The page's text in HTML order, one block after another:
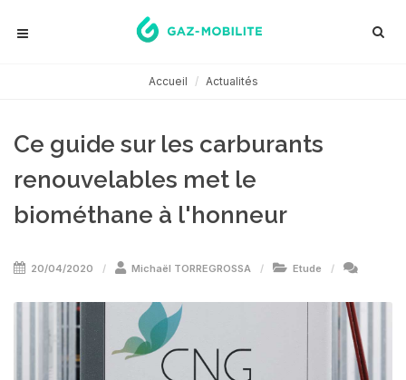
Accueil Actualités
Ce guide sur les carburants
renouvelables met le
biométhane à l'honneur
20/04/2020 Michaël TORREGROSSA Etude